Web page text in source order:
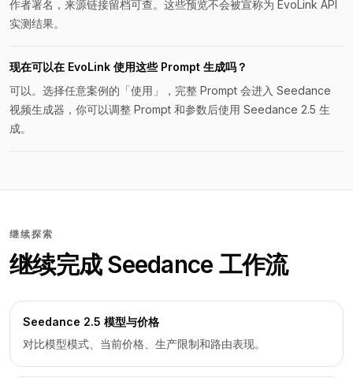
作者署名，来源链接留档可查。这些预览不会被宣称为 EvoLink API
实测结果。
现在可以在 EvoLink 使用这些 Prompt 生成吗？
可以。选择任意案例的「使用」，完整 Prompt 会进入 Seedance
视频生成器，你可以调整 Prompt 和参数后使用 Seedance 2.5 生
成。
继续探索
继续完成 Seedance 工作流
Seedance 2.5 模型与价格
对比模型模式、当前价格、生产限制和路由表现。